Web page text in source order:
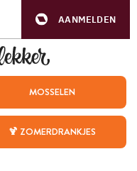
AANMELDEN
MOSSELEN
🍹 ZOMERDRANKJES